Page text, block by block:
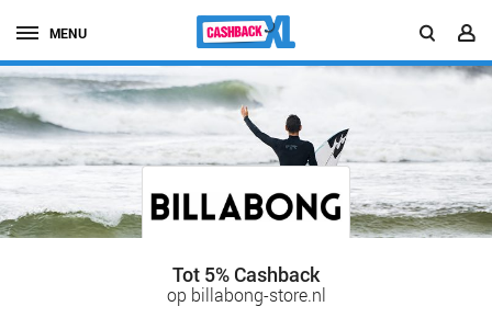
MENU
Tot 5% Cashback
op billabong-store.nl